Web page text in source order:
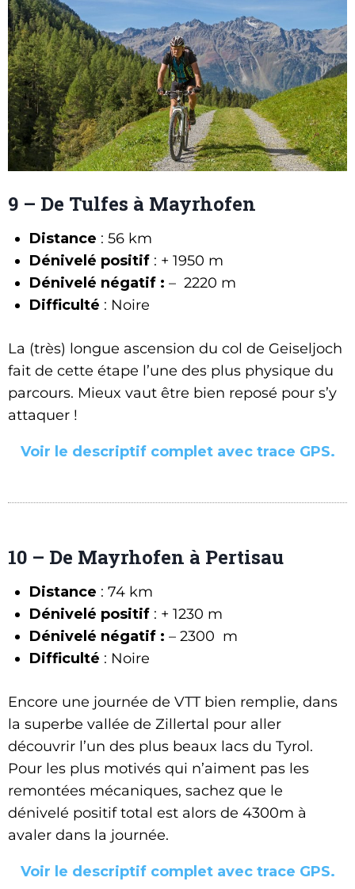
9 – De Tulfes à Mayrhofen
Distance : 56 km
Dénivelé positif : + 1950 m
Dénivelé négatif : – 2220 m
Difficulté : Noire
La (très) longue ascension du col de Geiseljoch
fait de cette étape l’une des plus physique du
parcours. Mieux vaut être bien reposé pour s’y
attaquer !
Voir le descriptif complet avec trace GPS.
10 – De Mayrhofen à Pertisau
Distance : 74 km
Dénivelé positif : + 1230 m
Dénivelé négatif : – 2300 m
Difficulté : Noire
Encore une journée de VTT bien remplie, dans
la superbe vallée de Zillertal pour aller
découvrir l’un des plus beaux lacs du Tyrol.
Pour les plus motivés qui n’aiment pas les
remontées mécaniques, sachez que le
dénivelé positif total est alors de 4300m à
avaler dans la journée.
Voir le descriptif complet avec trace GPS.